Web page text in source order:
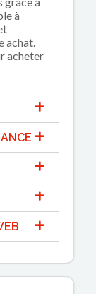
à
achat.
acheter